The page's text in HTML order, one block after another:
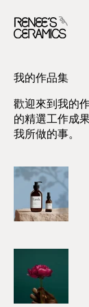
我的作品集
歡迎來到我的
的精選工作成
我所做的事。